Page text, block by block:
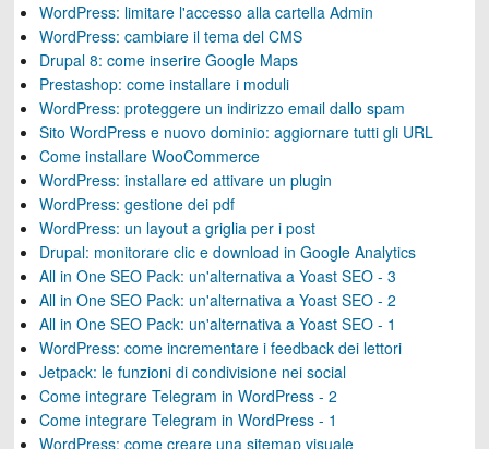
WordPress: limitare l'accesso alla cartella Admin
WordPress: cambiare il tema del CMS
Drupal 8: come inserire Google Maps
Prestashop: come installare i moduli
WordPress: proteggere un indirizzo email dallo spam
Sito WordPress e nuovo dominio: aggiornare tutti gli URL
Come installare WooCommerce
WordPress: installare ed attivare un plugin
WordPress: gestione dei pdf
WordPress: un layout a griglia per i post
Drupal: monitorare clic e download in Google Analytics
All in One SEO Pack: un'alternativa a Yoast SEO - 3
All in One SEO Pack: un'alternativa a Yoast SEO - 2
All in One SEO Pack: un'alternativa a Yoast SEO - 1
WordPress: come incrementare i feedback dei lettori
Jetpack: le funzioni di condivisione nei social
Come integrare Telegram in WordPress - 2
Come integrare Telegram in WordPress - 1
WordPress: come creare una sitemap visuale